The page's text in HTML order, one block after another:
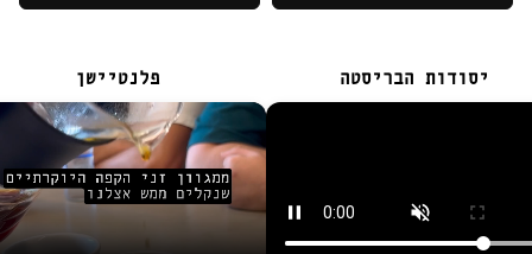
יסודות הבריסטה פלנטיישן